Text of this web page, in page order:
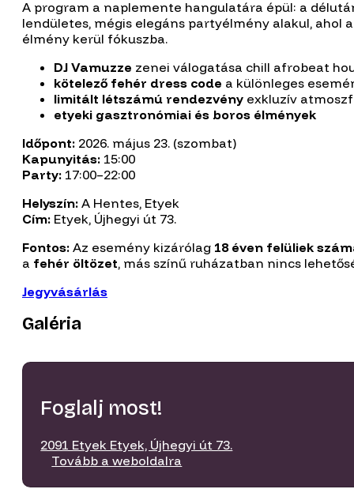
A program a naplemente hangulatára épül: a
lendületes, mégis elegáns partyélmény alakul, ahol
élmény kerül fókuszba.
DJ Vamuzze zenei válogatása chill afrobeat
kötelező fehér dress code a különleges
limitált létszámú rendezvény exkluzív
etyeki gasztronómiai és boros élmények
Időpont: 2026. május 23. (szombat)
Kapunyitás: 15:00
Party: 17:00–22:00
Helyszín: A Hentes, Etyek
Cím: Etyek, Újhegyi út 73.
Fontos: Az esemény kizárólag 18 éven felüliek
a fehér öltözet, más színű ruházatban nincs
Jegyvásárlás
Galéria
Foglalj most!
2091 Etyek Etyek, Újhegyi út 73.
Tovább a weboldalra